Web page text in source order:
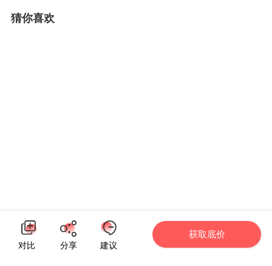
猜你喜欢
对比 分享 建议
获取底价